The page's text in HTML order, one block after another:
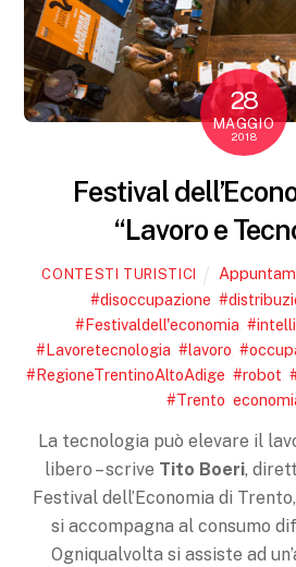
28
MAGGIO
2018
Festival
“Lavoro e
CONTESTI TURISTICI
#disoccupazione
#Festivaldell'economia
#Lavoretecnologia #lavoro
#RegioneTrentinoAltoAdige #robot
#Trento
La tecnologia può elevare il
libero – scrive Tito Boeri,
Festival dell’Economia di
si accompagna al consumo
Ogniqualvolta si assiste ad